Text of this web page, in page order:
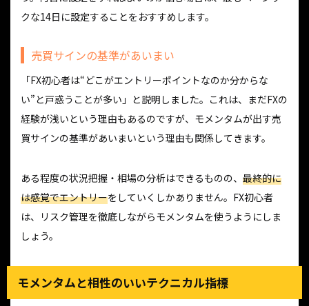
クな14日に設定することをおすすめします。
売買サインの基準があいまい
「FX初心者は“どこがエントリーポイントなのか分からな
い”と戸惑うことが多い」と説明しました。これは、まだFXの
経験が浅いという理由もあるのですが、モメンタムが出す売
買サインの基準があいまいという理由も関係してきます。
ある程度の状況把握・相場の分析はできるものの、 最終的に
は感覚でエントリーをしていくしかありません。FX初心者
は、リスク管理を徹底しながらモメンタムを使うようにしま
しょう。
モメンタムと相性のいいテクニカル指標